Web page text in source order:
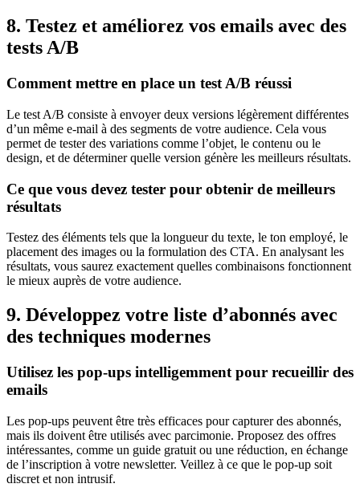
8. Testez et améliorez vos emails avec des
tests A/B
Comment mettre en place un test A/B réussi
Le test A/B consiste à envoyer deux versions légèrement différentes
d’un même e-mail à des segments de votre audience. Cela vous
permet de tester des variations comme l’objet, le contenu ou le
design, et de déterminer quelle version génère les meilleurs résultats.
Ce que vous devez tester pour obtenir de meilleurs
résultats
Testez des éléments tels que la longueur du texte, le ton employé, le
placement des images ou la formulation des CTA. En analysant les
résultats, vous saurez exactement quelles combinaisons fonctionnent
le mieux auprès de votre audience.
9. Développez votre liste d’abonnés avec
des techniques modernes
Utilisez les pop-ups intelligemment pour recueillir des
emails
Les pop-ups peuvent être très efficaces pour capturer des abonnés,
mais ils doivent être utilisés avec parcimonie. Proposez des offres
intéressantes, comme un guide gratuit ou une réduction, en échange
de l’inscription à votre newsletter. Veillez à ce que le pop-up soit
discret et non intrusif.